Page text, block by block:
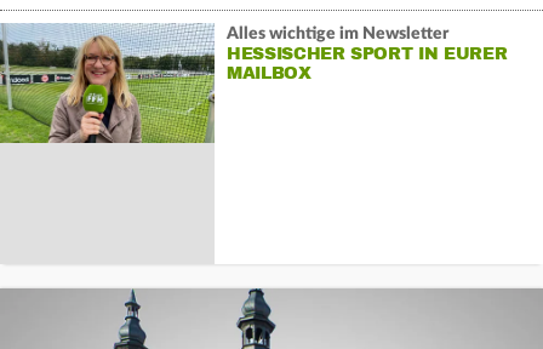
Alles wichtige im Newsletter
HESSISCHER SPORT IN EURER
MAILBOX